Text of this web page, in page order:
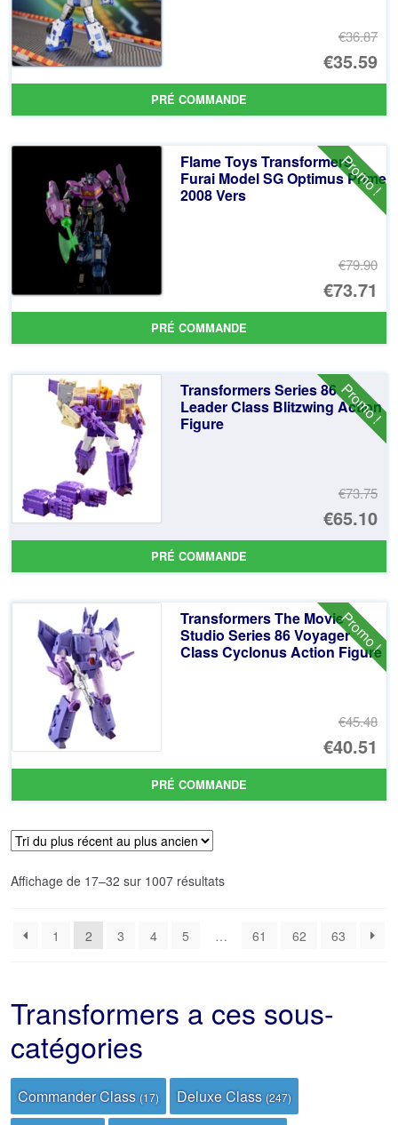
€36.87
Le
€35.59
Le
PRÉ COMMANDE
Promo !
Flame Toys Transformers
Furai Model SG Optimus Prime
2008 Vers
€79.90
€73.71
Le
PRÉ COMMANDE
Promo !
Transformers Series 86
Leader Class Blitzwing Action
Figure
€73.75
Le
€65.10
Le
PRÉ COMMANDE
Promo !
Transformers The Movie
Studio Series 86 Voyager
Class Cyclonus Action Figure
€45.48
€40.51
Le
PRÉ COMMANDE
Affichage de 17–32 sur 1007 résultatsTrié
récent
1 2 3 4 5 … 61 62 63
Transformers a ces sous-
catégories
Commander Class (17) Deluxe Class(247)